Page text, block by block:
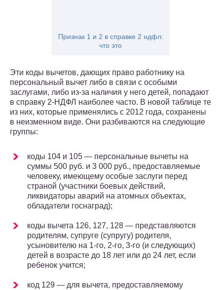
Признак 1 и 2 в справке 2 ндфл:
что это
Эти коды вычетов, дающих право работнику на
персональный вычет либо в связи с особыми
заслугами, либо из-за наличия у него детей, попадают
в справку 2-НДФЛ наиболее часто. В новой таблице те
из них, которые применялись с 2012 года, сохранены
в неизменном виде. Они разбиваются на следующие
группы:
коды 104 и 105 — персональные вычеты на
суммы 500 руб. и 3 000 руб., предоставляемые
человеку, имеющему особые заслуги перед
страной (участники боевых действий,
ликвидаторы аварий на атомных объектах,
обладатели госнаград);
коды вычета 126, 127, 128 — представляются
родителям, супруге (супругу) родителя,
усыновителю на 1-го, 2-го, 3-го (и следующих)
детей в возрасте до 18 лет или до 24 лет, если
ребенок учится;
код 129 — для вычета, предоставляемому